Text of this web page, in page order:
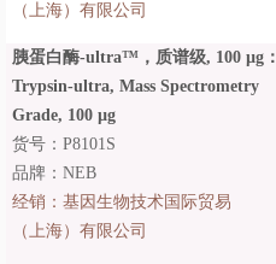
（上海）有限公司
胰蛋白酶-ultra™，质谱级, 100 µg：
Trypsin-ultra, Mass Spectrometry
Grade, 100 µg
货号：P8101S
品牌：NEB
经销： 基因生物技术国际贸易
（上海）有限公司